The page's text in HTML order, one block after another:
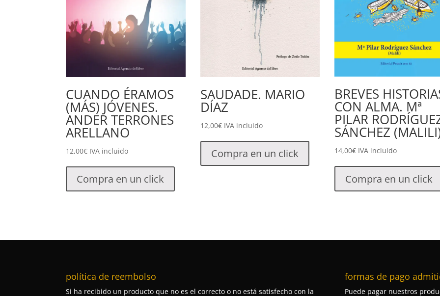
CUANDO ÉRAMOS
(MÁS) JÓVENES.
ANDER TERRONES
ARELLANO
12,00€ IVA incluido
Compra en un click
SAUDADE. MARIO
DÍAZ
12,00€ IVA incluido
Compra en un click
BREVES
CON ALMA. Mª
PILAR
SÁNCHEZ
14,00€ IVA incluido
Compra en un click
política de reembolso
Si ha recibido un producto que no es el correcto o no está satisfecho con la
formas de pago
Puede pagar nuestros